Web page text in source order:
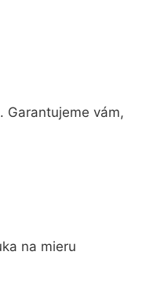
Garantujeme vám,
na mieru